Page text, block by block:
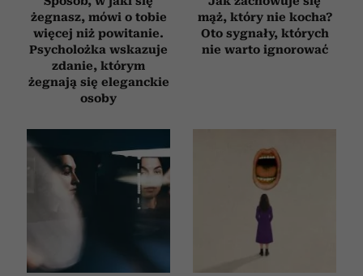
żegnasz, mówi o tobie
więcej niż powitanie.
Psycholożka wskazuje
zdanie, którym
żegnają się eleganckie
osoby
mąż, który nie kocha?
Oto sygnały, których
nie warto ignorować